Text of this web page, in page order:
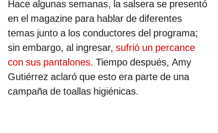
Hace algunas semanas, la salsera se presentó
en el magazine para hablar de diferentes
temas junto a los conductores del programa;
sin embargo, al ingresar, sufrió un percance
con sus pantalones. Tiempo después, Amy
Gutiérrez aclaró que esto era parte de una
campaña de toallas higiénicas.